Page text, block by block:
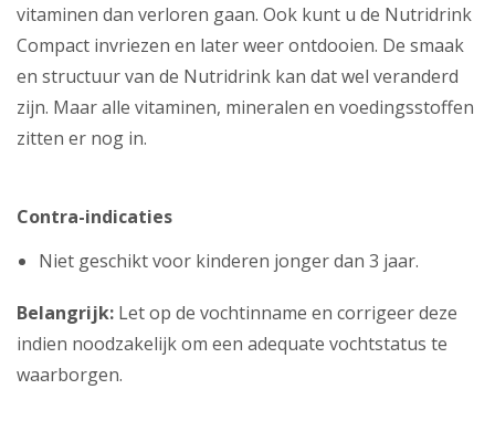
vitaminen dan verloren gaan. Ook kunt u de Nutridrink
Compact invriezen en later weer ontdooien. De smaak
en structuur van de Nutridrink kan dat wel veranderd
zijn. Maar alle vitaminen, mineralen en voedingsstoffen
zitten er nog in.
Contra-indicaties
Niet geschikt voor kinderen jonger dan 3 jaar.
Belangrijk: Let op de vochtinname en corrigeer deze
indien noodzakelijk om een adequate vochtstatus te
waarborgen.